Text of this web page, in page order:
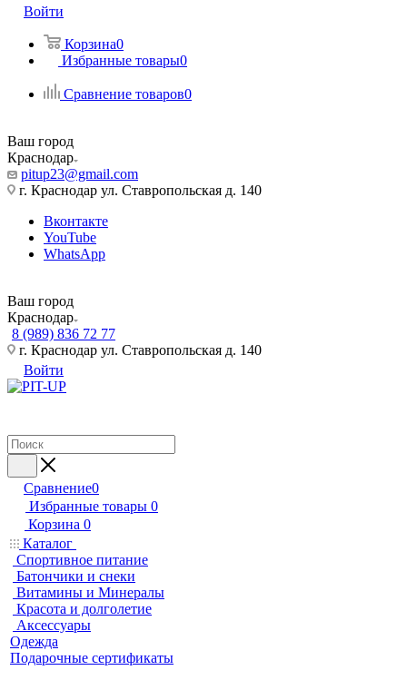
Войти
Корзина0
Избранные товары0
Сравнение товаров0
Ваш город
Краснодар
pitup23@gmail.com
г. Краснодар ул. Ставропольская д. 140
Вконтакте
YouTube
WhatsApp
Ваш город
Краснодар
8 (989) 836 72 77
г. Краснодар ул. Ставропольская д. 140
Войти
Сравнение0
Избранные товары 0
Корзина 0
Каталог
Спортивное питание
Батончики и снеки
Витамины и Минералы
Красота и долголетие
Аксессуары
Одежда
Подарочные сертификаты